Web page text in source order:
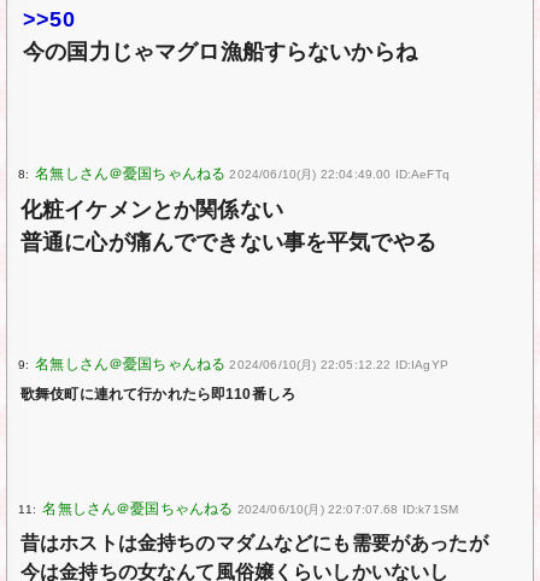
>>50
今の国力じゃマグロ漁船すらないからね
8: 2024/06/10(月) 22:04:49.00 ID:AeFTq
化粧イケメンとか関係ない
普通に心が痛んでできない事を平気でやる
9: 2024/06/10(月) 22:05:12.22 ID:IAgYP
歌舞伎町に連れて行かれたら即110番しろ
11: 2024/06/10(月) 22:07:07.68 ID:k71SM
昔はホストは金持ちのマダムなどにも需要があったが
今は金持ちの女なんて風俗嬢くらいしかいないし